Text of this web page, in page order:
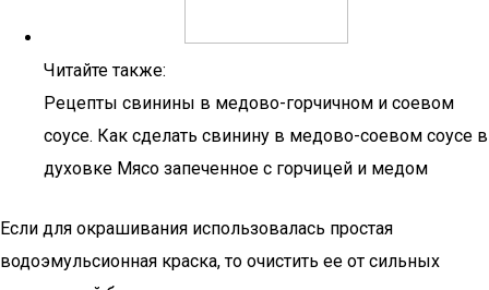
Читайте также:
Рецепты свинины в медово-горчичном и соевом
соусе. Как сделать свинину в медово-соевом соусе в
духовке Мясо запеченное с горчицей и медом
Если для окрашивания использовалась простая
водоэмульсионная краска, то очистить ее от сильных